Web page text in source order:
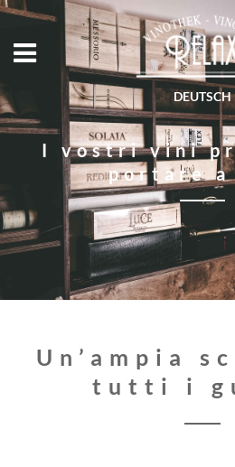
DEUTSCH
I vostri vini
portare a
Un’ampia
tutti i